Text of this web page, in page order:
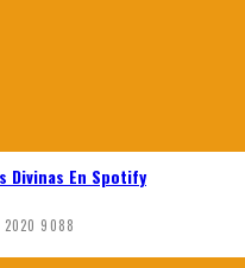
Divinas En Spotify
9088